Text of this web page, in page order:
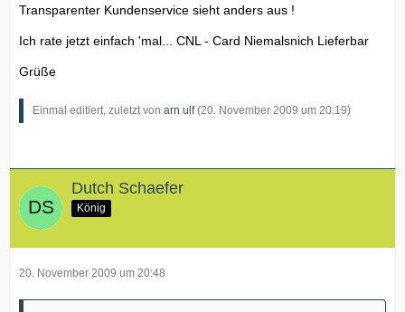
Transparenter Kundenservice sieht anders aus !
Ich rate jetzt einfach 'mal... CNL - Card Niemalsnich Lieferbar
Grüße
Einmal editiert, zuletzt von arn ulf(20. November 2009 um 20:19)
Dutch Schaefer
König
20. November 2009 um 20:48